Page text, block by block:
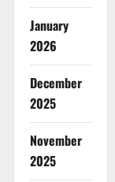
January
2026
December
2025
November
2025